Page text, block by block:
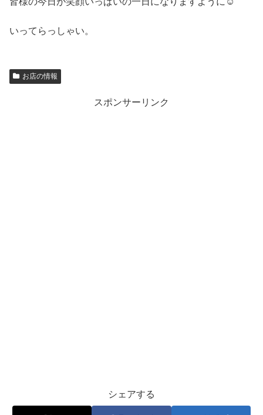
いってらっしゃい。
お店の情報
スポンサーリンク
シェアする